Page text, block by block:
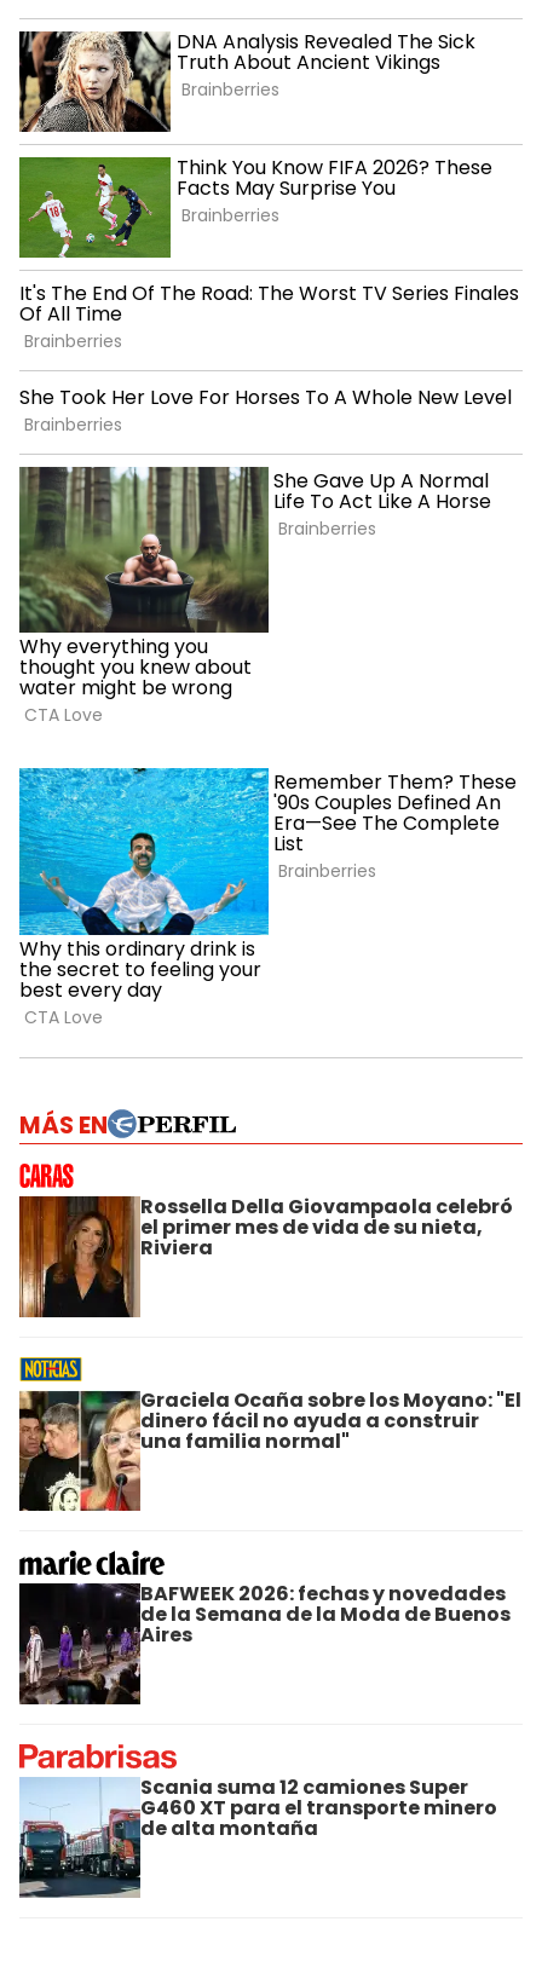
MÁS EN
Rossella Della Giovampaola celebró
el primer mes de vida de su nieta,
Riviera
Graciela Ocaña sobre los Moyano: "El
dinero fácil no ayuda a construir
una familia normal"
BAFWEEK 2026: fechas y novedades
de la Semana de la Moda de Buenos
Aires
Scania suma 12 camiones Super
G460 XT para el transporte minero
de alta montaña